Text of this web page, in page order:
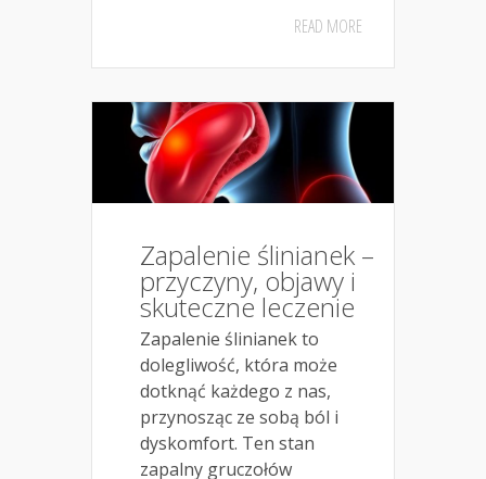
READ MORE
Zapalenie ślinianek –
przyczyny, objawy i
skuteczne leczenie
Zapalenie ślinianek to
dolegliwość, która może
dotknąć każdego z nas,
przynosząc ze sobą ból i
dyskomfort. Ten stan
zapalny gruczołów